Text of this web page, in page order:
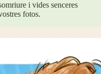
i vides senceres
fotos.